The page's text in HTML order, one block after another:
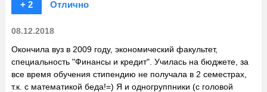
+ 2
Отлично
08.12.2018
Окончила вуз в 2009 году, экономический факультет,
специальность "Финансы и кредит". Училась на бюджете, за
все время обучения стипендию не получала в 2 семестрах,
т.к. с математикой беда!=) Я и одногруппники (с головой